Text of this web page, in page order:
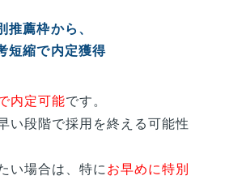
推薦枠から、
短縮で内定獲得
内定可能です。
い段階で採用を終える可能性
い場合は、特に お早めに特別